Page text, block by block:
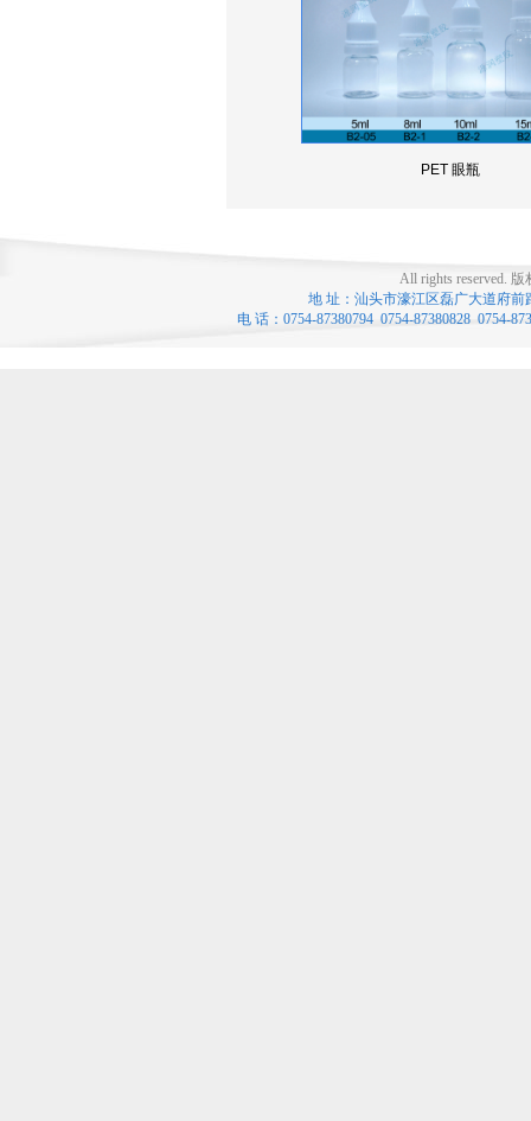
PET 眼瓶
All rights reserved. 版
地 址：汕头市濠江区磊广大道府前
电 话：0754-87380794 0754-87380828 0754-